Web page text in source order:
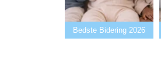
Bedste Puslebord 2026